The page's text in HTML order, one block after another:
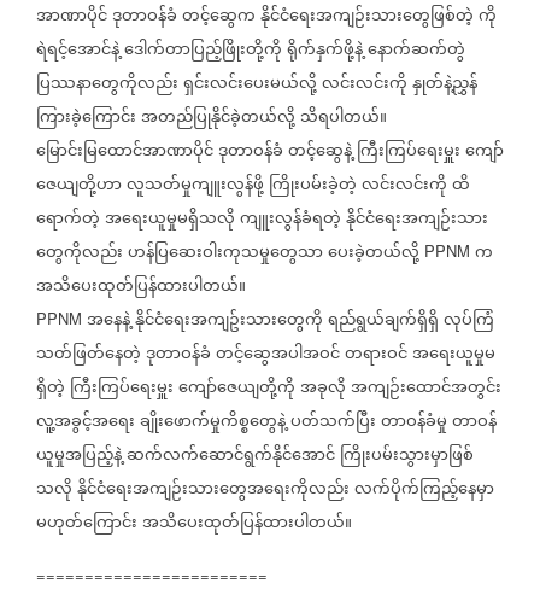
အာဏာပိုင်ဒုတာဝန်ခံတင့်ဆွေကနိုင်ငံရေးအကျဉ်းသားတွေဖြစ်တဲ့ကို
ရဲရင့်အောင်နဲ့ဒေါက်တာပြည့်ဖြိုးတို့ကိုရိုက်နှက်ဖို့နဲ့နောက်ဆက်တွဲ
ပြဿနာတွေကိုလည်းရှင်းလင်းပေးမယ်လို့လင်းလင်းကိုနှုတ်နဲ့ညွှန်
ကြားခဲ့ကြောင်းအတည်ပြုနိုင်ခဲ့တယ်လို့သိရပါတယ်။
မြောင်းမြထောင်အာဏာပိုင်ဒုတာဝန်ခံတင့်ဆွေနဲ့ကြီးကြပ်ရေးမှူးကျော်
ဇေယျတို့ဟာလူသတ်မှုကျူးလွန်ဖို့ကြိုးပမ်းခဲ့တဲ့လင်းလင်းကိုထိ
ရောက်တဲ့အရေးယူမှုမရှိသလိုကျူးလွန်ခံရတဲ့နိုင်ငံရေးအကျဉ်းသား
တွေကိုလည်းဟန်ပြဆေးဝါးကုသမှုတွေသာပေးခဲ့တယ်လို့ PPNM က
အသိပေးထုတ်ပြန်ထားပါတယ်။
PPNM အနေနဲ့နိုင်ငံရေးအကျဥ်းသားတွေကိုရည်ရွယ်ချက်ရှိရှိလုပ်ကြံ
သတ်ဖြတ်နေတဲ့ဒုတာဝန်ခံတင့်ဆွေအပါအဝင်တရားဝင်အရေးယူမှုမ
ရှိတဲ့ ကြီးကြပ်ရေးမှူးကျော်ဇေယျတို့ကိုအခုလိုအကျဉ်းထောင်အတွင်း
လူ့အခွင့်အရေးချိုးဖောက်မှုကိစ္စတွေနဲ့ပတ်သက်ပြီးတာဝန်ခံမှုတာဝန်
ယူမှုအပြည့်နဲ့ဆက်လက်ဆောင်ရွက်နိုင်အောင်ကြိုးပမ်းသွားမှာဖြစ်
သလိုနိုင်ငံရေးအကျဉ်းသားတွေအရေးကိုလည်းလက်ပိုက်ကြည့်နေမှာ
မဟုတ်ကြောင်းအသိပေးထုတ်ပြန်ထားပါတယ်။
========================